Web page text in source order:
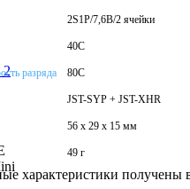
2
2S1P/7,6В/2 ячейки
40С
разряда 80C
JST-SYP + JST-XHR
56 x 29 x 15 мм
49 г
характеристики получены